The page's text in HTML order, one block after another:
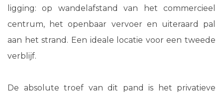
ligging: op wandelafstand van het commercieel
centrum, het openbaar vervoer en uiteraard pal
aan het strand. Een ideale locatie voor een tweede
verblijf.
De absolute troef van dit pand is het privatieve